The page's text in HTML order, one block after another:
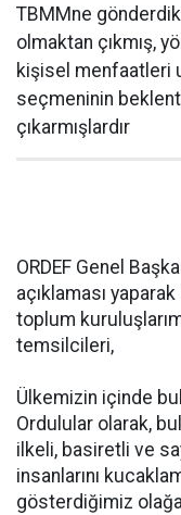
TBMMne
olmaktan çıkmış,
kişisel menfaatleri
seçmeninin
çıkarmışlardır
ORDEF Genel
açıklaması
toplum
temsilcileri,
Ülkemizin içinde
Ordulular olarak,
ilkeli, basiretli ve
insanlarını
gösterdiğimiz